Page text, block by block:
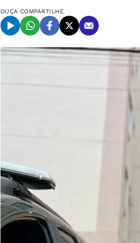
OUÇA COMPARTILHE